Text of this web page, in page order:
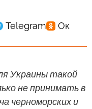
Украины такой
не принимать в
черноморских и